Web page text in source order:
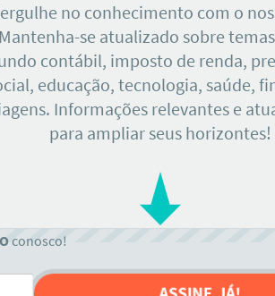
no conhecimento com o
Mantenha-se atualizado sobre
contábil, imposto de renda,
educação, tecnologia, saúde,
Informações relevantes e
para ampliar seus horizontes!
conosco!